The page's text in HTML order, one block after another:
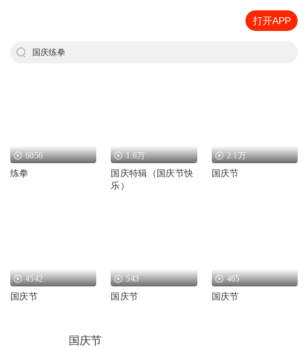
打开APP
国庆练拳
6056
练拳
1.6万
国庆特辑（国庆节快
乐）
2.1万
国庆节
4542
国庆节
543
国庆节
465
国庆节
国庆节